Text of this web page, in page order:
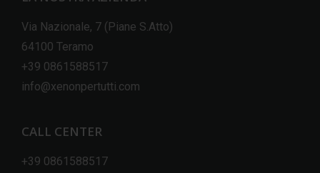
Via Nazionale, 7 (Piane S.Atto)
64100 Teramo
+39 0861588517
info@xenonpertutti.com
CALL CENTER
+39 0861588517